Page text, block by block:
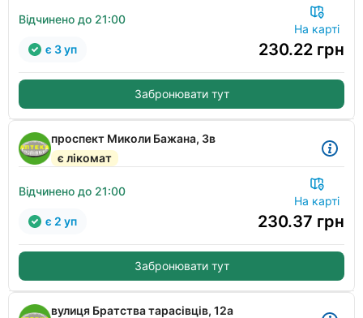
Відчинено до 21:00
На карті
230.22 грн
є 3 уп
Забронювати тут
проспект Миколи Бажана, 3в
є лікомат
Відчинено до 21:00
На карті
230.37 грн
є 2 уп
Забронювати тут
вулиця Братства тарасівців, 12а